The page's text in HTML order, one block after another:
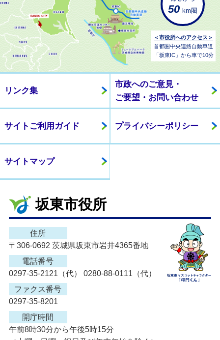
50 km圏
＜市役所へのアクセス＞
首都圏中央連絡自動車道
「坂東IC」から車で10分
リンク集
市政へのご意見・
ご要望・お問い合わせ
サイトご利用ガイド プライバシーポリシー
サイトマップ
坂東市役所
住所
〒306-0692 茨城県坂東市岩井4365番地
電話番号
0297-35-2121（代） 0280-88-0111（代）
ファクス番号
0297-35-8201
開庁時間
午前8時30分から午後5時15分